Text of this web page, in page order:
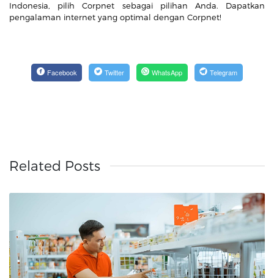
Indonesia, pilih Corpnet sebagai pilihan Anda. Dapatkan
pengalaman internet yang optimal dengan Corpnet!
Facebook Twitter WhatsApp Telegram
Related Posts